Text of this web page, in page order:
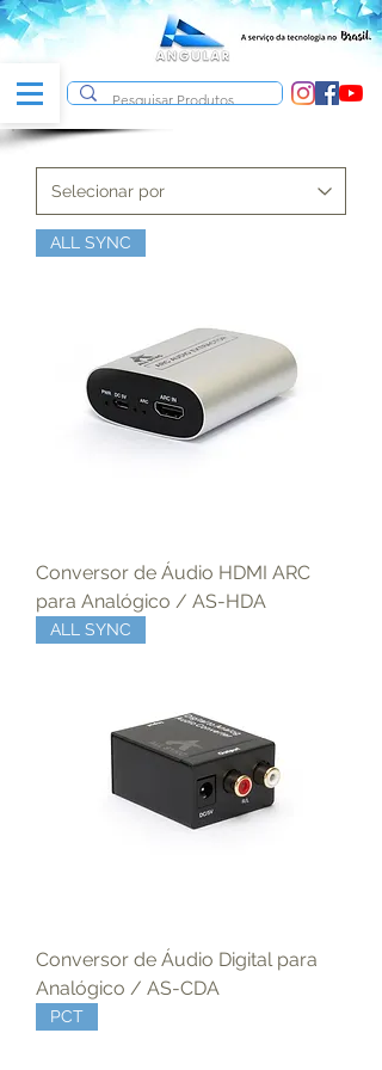
ALL SYNC
Conversor de Áudio HDMI ARC
para Analógico / AS-HDA
ALL SYNC
Conversor de Áudio Digital para
Analógico / AS-CDA
PCT